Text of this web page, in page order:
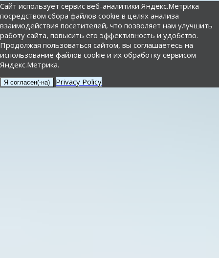
Сайт использует сервис веб-аналитики Яндекс.Метрика
посредством сбора файлов cookie в целях анализа
взаимодействия посетителей, что позволяет нам улучшить
работу сайта, повысить его эффективность и удобство.
Продолжая пользоваться сайтом, вы соглашаетесь на
использование файлов cookie и их обработку сервисом
Яндекс.Метрика.
Я согласен(-на) Privacy Policy